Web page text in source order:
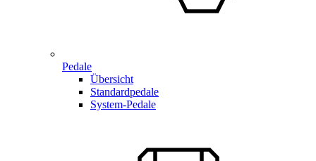
Pedale
Übersicht
Standardpedale
System-Pedale